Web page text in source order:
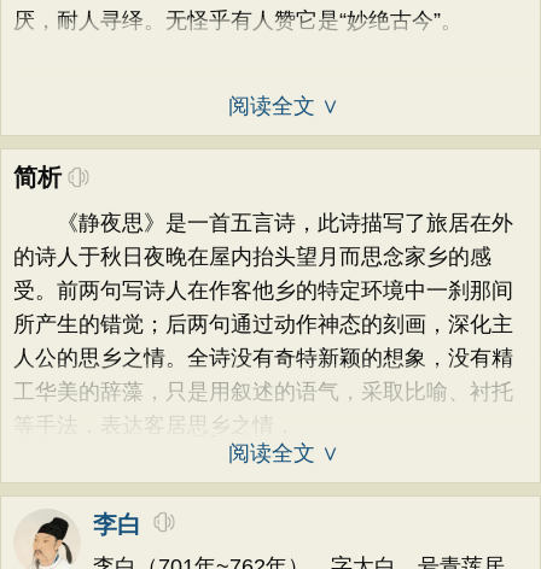
厌，耐人寻绎。无怪乎有人赞它是“妙绝古今”。
阅读全文 ∨
简析
《静夜思》是一首五言诗，此诗描写了旅居在外
的诗人于秋日夜晚在屋内抬头望月而思念家乡的感
受。前两句写诗人在作客他乡的特定环境中一刹那间
所产生的错觉；后两句通过动作神态的刻画，深化主
人公的思乡之情。全诗没有奇特新颖的想象，没有精
工华美的辞藻，只是用叙述的语气，采取比喻、衬托
等手法，表达客居思乡之情，
阅读全文 ∨
李白